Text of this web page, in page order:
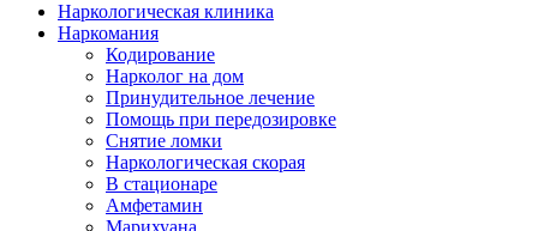
Наркологическая клиника
Наркомания
Кодирование
Нарколог на дом
Принудительное лечение
Помощь при передозировке
Снятие ломки
Наркологическая скорая
В стационаре
Амфетамин
Марихуана